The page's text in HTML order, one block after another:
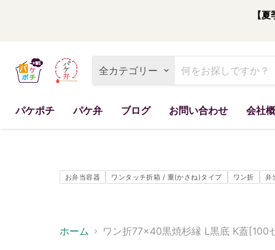
【
全カテゴリー
パケポチ パケ弁 ブログ お問い合わせ 会社
お弁当容器 ワンタッチ折箱 / 重(かさね)タイプ ワン折 弁
ホーム ワン折77×40黒焼杉縁 L黒底 K蓋[100